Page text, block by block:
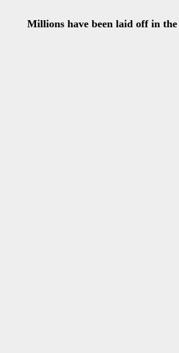
Millions have been laid off in the